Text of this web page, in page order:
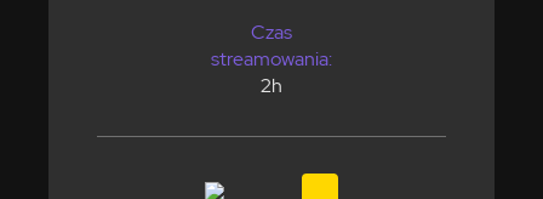
Czas
streamowania:
2h